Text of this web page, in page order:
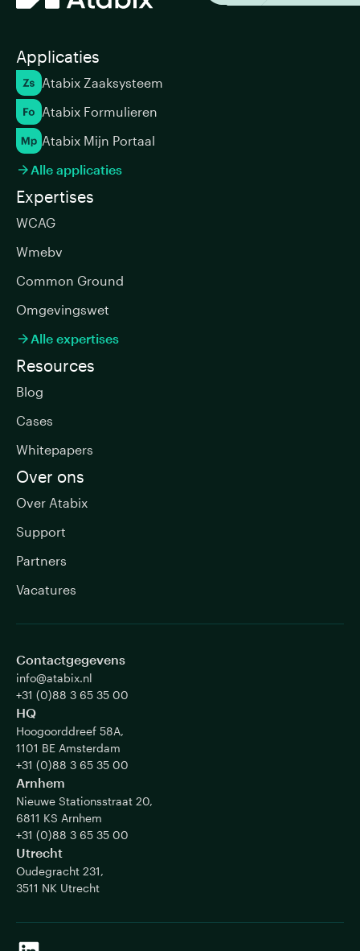
Contactgegevens
info@atabix.nl
+31 (0)88 3 65 35 00
HQ
Hoogoorddreef 58A,
1101 BE Amsterdam
+31 (0)88 3 65 35 00
Arnhem
Nieuwe Stationsstraat 20,
6811 KS Arnhem
+31 (0)88 3 65 35 00
Utrecht
Oudegracht 231,
3511 NK Utrecht
Applicaties
Atabix Zaaksysteem
Atabix Formulieren
Atabix Mijn Portaal
 Alle applicaties
Expertises
WCAG
Wmebv
Common Ground
Omgevingswet
 Alle expertises
Resources
Blog
Cases
Whitepapers
Over ons
Over Atabix
Support
Partners
Vacatures